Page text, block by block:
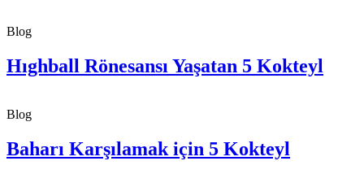
Blog
Hıghball Rönesansı Yaşatan 5 Kokteyl
Blog
Baharı Karşılamak için 5 Kokteyl